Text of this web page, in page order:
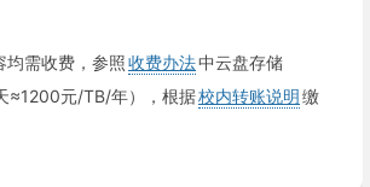
均需收费，参照收费办法中云盘存储
≈1200元/TB/年），根据校内转账说明缴